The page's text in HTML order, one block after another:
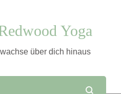
Yoga
wachse über dich hinaus